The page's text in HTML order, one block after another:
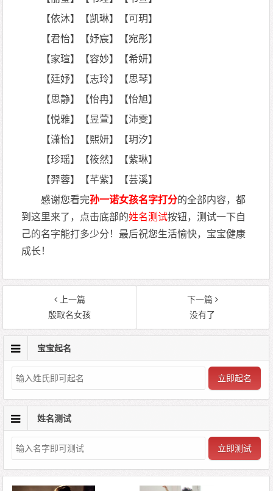
【依沐】【凯琳】【可玥】
【君怡】【妤宸】【宛彤】
【家瑄】【容妙】【希妍】
【廷妤】【志玲】【思琴】
【思静】【怡冉】【怡旭】
【悦雅】【昱萱】【沛雯】
【潇怡】【熙妍】【玥汐】
【珍瑶】【筱然】【紫琳】
【羿蓉】【芊紫】【芸溪】
感谢您看完孙一诺女孩名字打分的全部内容，都
到这里来了，点击底部的姓名测试按钮，测试一下自
己的名字能打多少分！最后祝您生活愉快，宝宝健康
成长！
上一篇
殷取名女孩
下一篇
没有了
宝宝起名
立即起名
姓名测试
立即测试